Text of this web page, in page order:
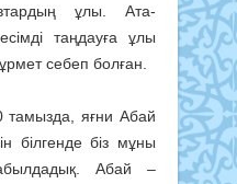
ұлы. Ата-
таңдауға ұлы
себеп болған.
яғни Абай
білгенде біз мұны
Абай –